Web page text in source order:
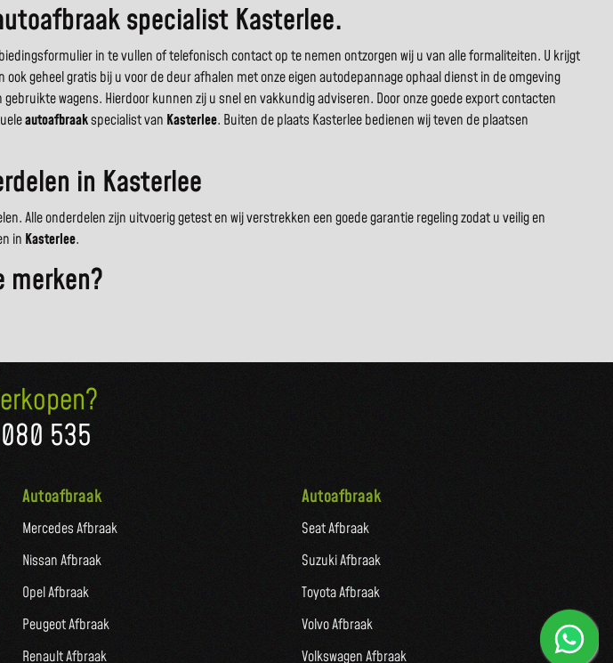
specialist Kasterlee.
in te vullen of telefonisch contact op te nemen ontzorgen wij u van alle formaliteiten. U krijgt
geheel gratis bij u voor de deur afhalen met onze eigen autodepannage ophaal dienst in de omgeving
wagens. Hierdoor kunnen zij u snel en vakkundig adviseren. Door onze goede export contacten
autoafbraakspecialist van Kasterlee. Buiten de plaats Kasterlee bedienen wij teven de plaatsen
in Kasterlee
Alle onderdelen zijn uitvoerig getest en wij verstrekken een goede garantie regeling zodat u veilig en
in Kasterlee.
merken?
535
Autoafbraak
Mercedes Afbraak
Nissan Afbraak
Opel Afbraak
Peugeot Afbraak
Renault Afbraak
Autoafbraak
Seat Afbraak
Suzuki Afbraak
Toyota Afbraak
Volvo Afbraak
Volkswagen Afbraak